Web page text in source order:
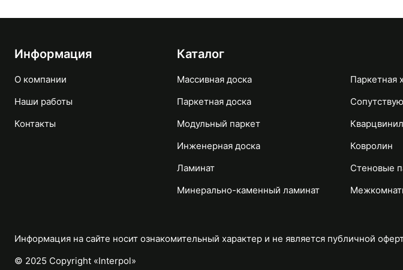
Информация
О компании
Наши работы
Контакты
Каталог
Массивная доска
Паркетная доска
Модульный паркет
Инженерная доска
Ламинат
Минерально-каменный ламинат
Паркетная
Кварцвинил
Ковролин
Стеновые
Информация на сайте носит ознакомительный характер и не является публичной
© 2025 Copyright «Interpol»